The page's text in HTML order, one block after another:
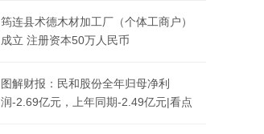
筠连县术德木材加工厂（个体工商户）
成立 注册资本50万人民币
图解财报：民和股份全年归母净利
润-2.69亿元，上年同期-2.49亿元|看点